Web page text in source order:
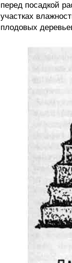
перед посадкой
участках
плодовых